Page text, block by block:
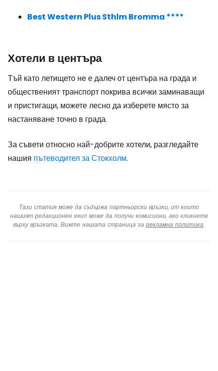
Best Western Plus Sthlm Bromma ****
Хотели в центъра
Тъй като летището не е далеч от центъра на града и
общественият транспорт покрива всички заминаващи
и пристигащи, можете лесно да изберете място за
настаняване точно в града.
За съвети относно най-добрите хотели, разгледайте
нашия пътеводител за Стокхолм.
Тази статия може да съдържа партньорски връзки, от които
нашият редакционен екип може да получи комисиони, ако кликнете
върху връзката. Вижте нашата страница за рекламна политика.